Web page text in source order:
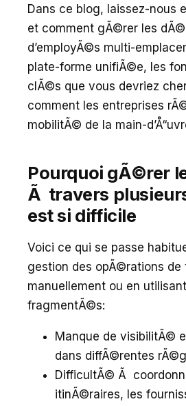
Dans ce blog, laissez-nous
et comment gÃ©rer les
d’employÃ©s multi-
plate-forme unifiÃ©e, les
clÃ©s que vous devriez
comment les entreprises
mobilitÃ© de la main-
Pourquoi gÃ©rer
Ã travers
est si difficile
Voici ce qui se passe
gestion des opÃ©rations de
manuellement ou en
fragmentÃ©s:
Manque de visibilitÃ©
dans diffÃ©rentes
DifficultÃ© Ã
itinÃ©raires, les